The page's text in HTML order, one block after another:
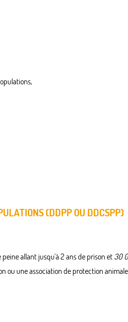
(DDPP OU DDCSPP)
allant jusqu'à 2 ans de prison et 30
ou une association de protection